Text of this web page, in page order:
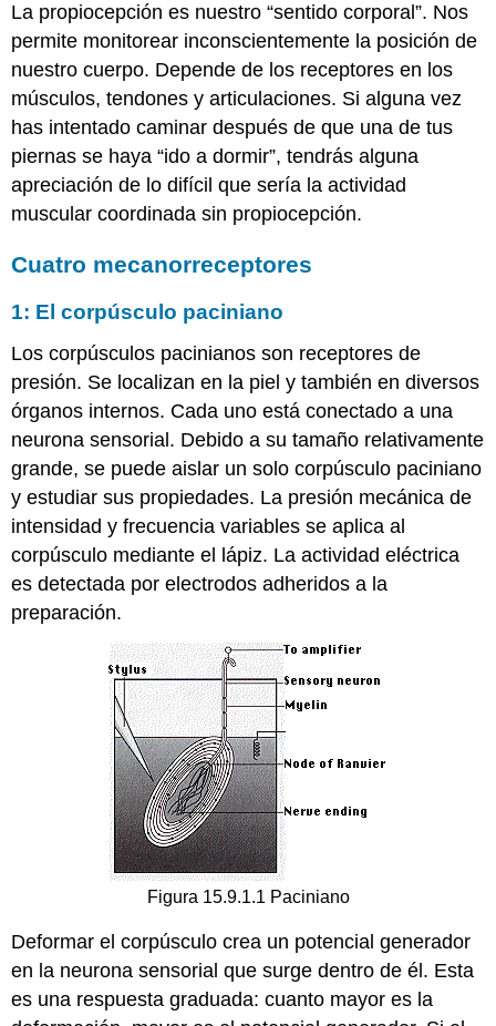
La propiocepción es nuestro “sentido corporal”. Nos
permite monitorear inconscientemente la posición de
nuestro cuerpo. Depende de los receptores en los
músculos, tendones y articulaciones. Si alguna vez
has intentado caminar después de que una de tus
piernas se haya “ido a dormir”, tendrás alguna
apreciación de lo difícil que sería la actividad
muscular coordinada sin propiocepción.
Cuatro mecanorreceptores
1: El corpúsculo paciniano
Los corpúsculos pacinianos son receptores de
presión. Se localizan en la piel y también en diversos
órganos internos. Cada uno está conectado a una
neurona sensorial. Debido a su tamaño relativamente
grande, se puede aislar un solo corpúsculo paciniano
y estudiar sus propiedades. La presión mecánica de
intensidad y frecuencia variables se aplica al
corpúsculo mediante el lápiz. La actividad eléctrica
es detectada por electrodos adheridos a la
preparación.
Figura 15.9.1.1 Paciniano
Deformar el corpúsculo crea un potencial generador
en la neurona sensorial que surge dentro de él. Esta
es una respuesta graduada: cuanto mayor es la